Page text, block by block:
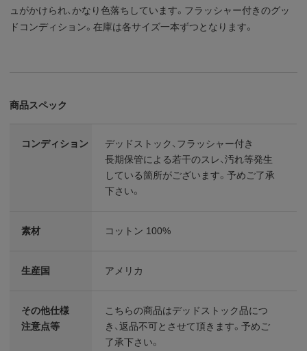
ュがかけられ、かなり色落ちしています。フラッシャー付きのグッ
ドコンディション。在庫は各サイズ一本ずつとなります。
商品スペック
コンディション
デッドストック、フラッシャー付き
長期保管による若干のスレ、汚れ等発生
している箇所がございます。予めご了承
下さい。
素材 コットン 100%
生産国 アメリカ
その他仕様
注意点等
こちらの商品はデッドストック品につ
き、返品不可とさせて頂きます。予めご
了承下さい。